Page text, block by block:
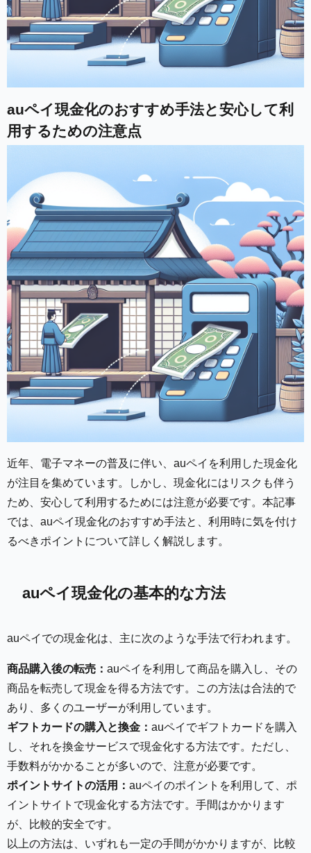
auペイ現金化のおすすめ手法と安心して利
用するための注意点
近年、電子マネーの普及に伴い、auペイを利用した現金化
が注目を集めています。しかし、現金化にはリスクも伴う
ため、安心して利用するためには注意が必要です。本記事
では、auペイ現金化のおすすめ手法と、利用時に気を付け
るべきポイントについて詳しく解説します。
auペイ現金化の基本的な方法
auペイでの現金化は、主に次のような手法で行われます。
商品購入後の転売： auペイを利用して商品を購入し、その
商品を転売して現金を得る方法です。この方法は合法的で
あり、多くのユーザーが利用しています。
ギフトカードの購入と換金： auペイでギフトカードを購入
し、それを換金サービスで現金化する方法です。ただし、
手数料がかかることが多いので、注意が必要です。
ポイントサイトの活用： auペイのポイントを利用して、ポ
イントサイトで現金化する方法です。手間はかかります
が、比較的安全です。
以上の方法は、いずれも一定の手間がかかりますが、比較